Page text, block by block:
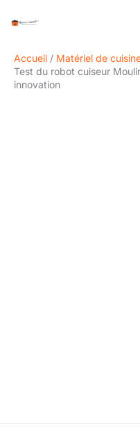
Accueil
Matériel de
Test du robot cuiseur
innovation
e
h
e